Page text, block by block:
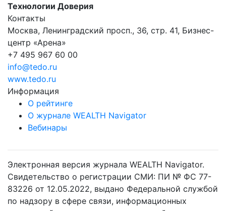
Технологии Доверия
Контакты
Москва, Ленинградский просп., 36, стр. 41, Бизнес-
центр «Арена»
+7 495 967 60 00
info@tedo.ru
www.tedo.ru
Информация
О рейтинге
О журнале WEALTH Navigator
Вебинары
Электронная версия журнала WEALTH Navigator.
Свидетельство о регистрации СМИ: ПИ № ФС 77-
83226 от 12.05.2022, выдано Федеральной службой
по надзору в сфере связи, информационных